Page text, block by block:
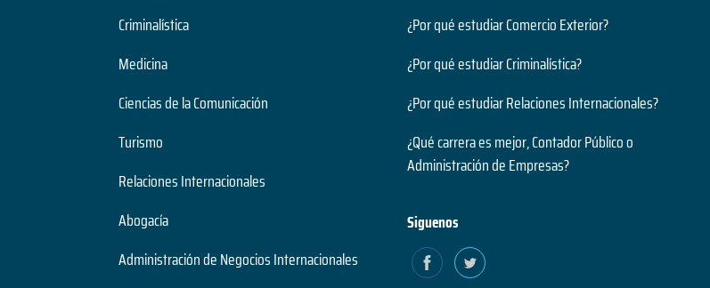
Criminalística
Medicina
Ciencias de la Comunicación
Turismo
Relaciones Internacionales
Abogacía
Administración de Negocios Internacionales
¿Por qué estudiar Comercio Exterior?
¿Por qué estudiar Criminalística?
¿Por qué estudiar Relaciones Internacionales?
¿Qué carrera es mejor, Contador Público o
Administración de Empresas?
Siguenos